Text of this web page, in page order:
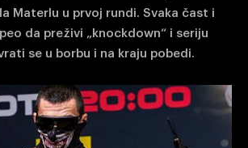
Materlu u prvoj rundi. Svaka čast i
da preživi „knockdown“ i seriju
se u borbu i na kraju pobedi.